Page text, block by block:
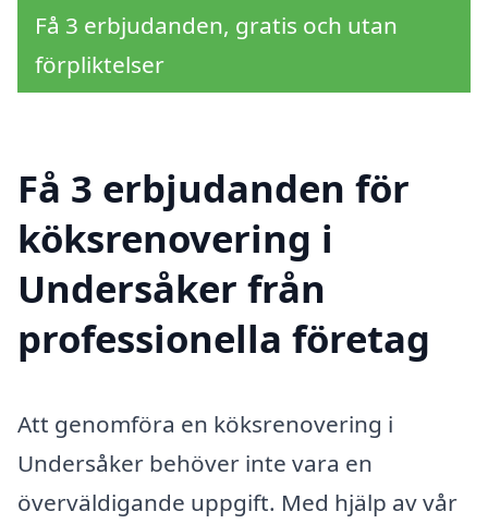
Få 3 erbjudanden, gratis och utan
förpliktelser
Få 3 erbjudanden för
köksrenovering i
Undersåker från
professionella företag
Att genomföra en köksrenovering i
Undersåker behöver inte vara en
överväldigande uppgift. Med hjälp av vår